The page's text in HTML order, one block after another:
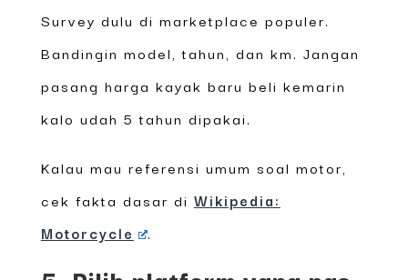
Survey dulu di marketplace populer.
Bandingin model, tahun, dan km. Jangan
pasang harga kayak baru beli kemarin
kalo udah 5 tahun dipakai.
Kalau mau referensi umum soal motor,
cek fakta dasar di Wikipedia:
Motorcycle
.